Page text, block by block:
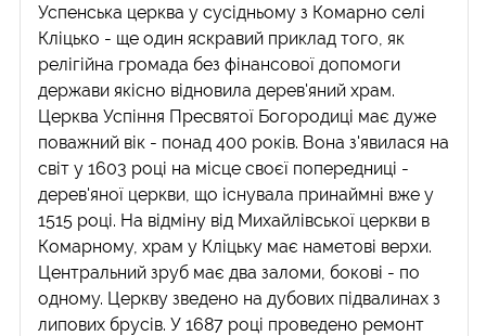
Успенська церква у сусідньому з Комарно селі
Кліцько - ще один яскравий приклад того, як
релігійна громада без фінансової допомоги
держави якісно відновила дерев'яний храм.
Церква Успіння Пресвятої Богородиці має дуже
поважний вік - понад 400 років. Вона з'явилася на
світ у 1603 році на місце своєї попередниці -
дерев'яної церкви, що існувала принаймні вже у
1515 році. На відміну від Михайлівської церкви в
Комарному, храм у Кліцьку має наметові верхи.
Центральний зруб має два заломи, бокові - по
одному. Церкву зведено на дубових підвалинах з
липових брусів. У 1687 році проведено ремонт